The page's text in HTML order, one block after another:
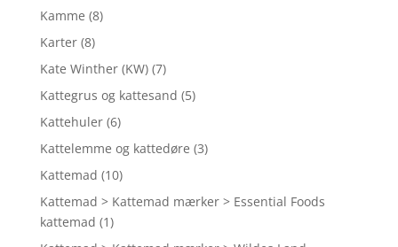
Kamme (8)
Karter (8)
Kate Winther (KW) (7)
Kattegrus og kattesand (5)
Kattehuler (6)
Kattelemme og kattedøre (3)
Kattemad (10)
Kattemad > Kattemad mærker > Essential Foods
kattemad (1)